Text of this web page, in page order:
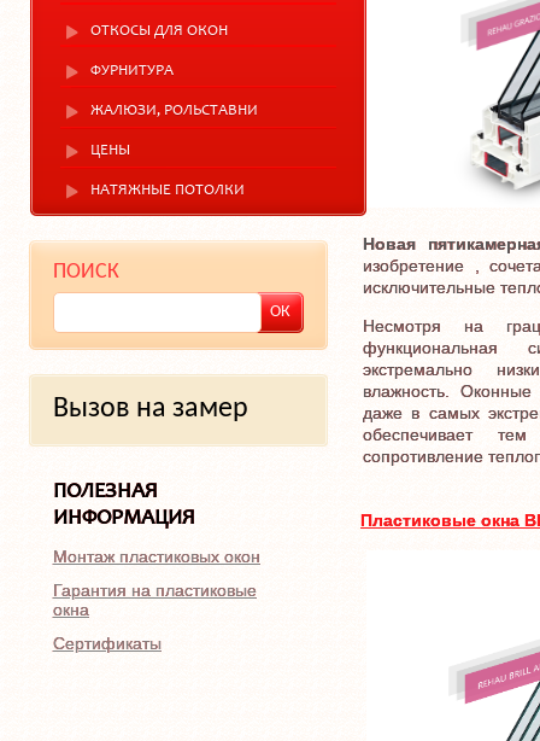
ОТКОСЫ ДЛЯ ОКОН
ФУРНИТУРА
ЖАЛЮЗИ, РОЛЬСТАВНИ
ЦЕНЫ
НАТЯЖНЫЕ ПОТОЛКИ
ПОИСК
Вызов на замер
ПОЛЕЗНАЯ
ИНФОРМАЦИЯ
Монтаж пластиковых окон
Гарантия на пластиковые
окна
Сертификаты
Новая
изобретение ,
исключительные
Несмотря на
функциональная
экстремально
влажность.
даже в самых
обеспечивает
сопротивление
Пластиковые окна